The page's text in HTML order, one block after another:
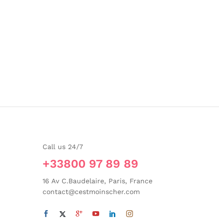
Call us 24/7
+33800 97 89 89
16 Av C.Baudelaire, Paris, France
contact@cestmoinscher.com